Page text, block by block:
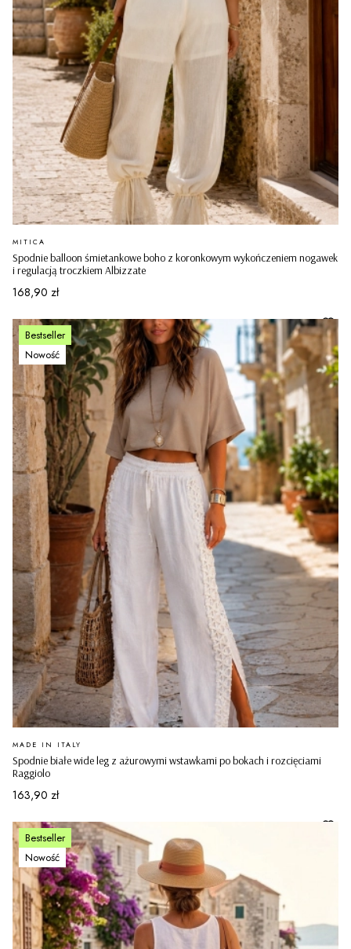
Spodnie balloon śmietankowe boho z koronkowym wykończeniem nogawek
i regulacją troczkiem Albizzate
PRODUCENT
MITICA
Cena
168,90 zł
Bestseller
Nowość
Spodnie białe wide leg z ażurowymi wstawkami po bokach i rozcięciami
Raggiolo
PRODUCENT
MADE IN ITALY
Cena
163,90 zł
Bestseller
Nowość